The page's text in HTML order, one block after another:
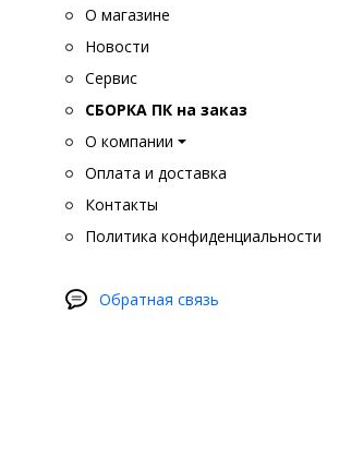
О магазине
Новости
Сервис
СБОРКА ПК на заказ
О компании
Оплата и доставка
Контакты
Политика конфиденциальности
Обратная связь